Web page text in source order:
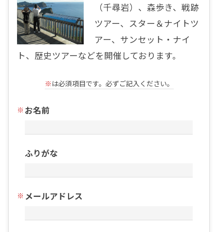
（千尋岩）、森歩き、戦跡
ツアー、スター＆ナイトツ
アー、サンセット・ナイ
ト、歴史ツアーなどを開催しております。
※ は必須項目です。必ずご記入ください。
お名前
ふりがな
メールアドレス